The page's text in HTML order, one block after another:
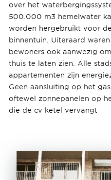
over het
500.000 m3 hemelwater
worden hergebruikt voor
binnentuin. Uiteraard
bewoners ook aanwezig
thuis te laten zien. Alle
appartementen zijn
Geen aansluiting op het
oftewel zonnepanelen op
die de cv ketel vervangt